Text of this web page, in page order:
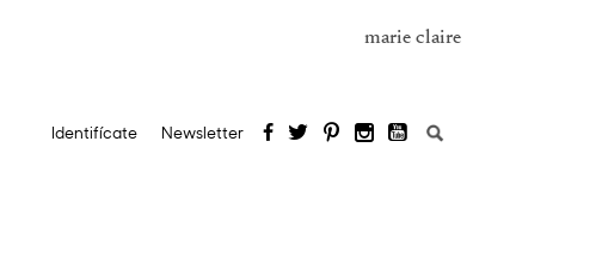
marie claire
Identifícate Newsletter Buscar: